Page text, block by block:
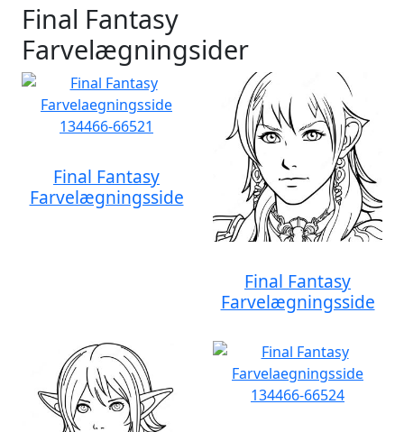
Final Fantasy
Farvelægningsider
Final Fantasy
Farvelægningsside
Final Fantasy
Farvelægningsside